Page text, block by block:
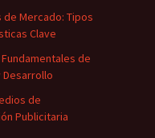
Mercado: Tipos
Clave
de
Desarrollo
de
Publicitaria